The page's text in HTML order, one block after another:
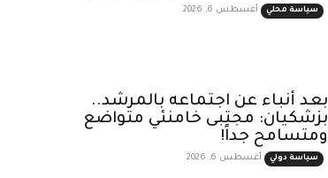
سياسة محلي أغسطس 6, 2026
بعد أنباء عن اجتماعه بالمرشد..
بزشكيان: مجتبى خامنئي متواضع
ومتسامح جداً!
سياسة دولي أغسطس 6, 2026